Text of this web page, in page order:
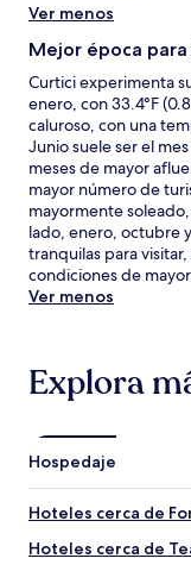
Ver menos
Mejor época
Curtici experimenta
enero, con 33.4°F
caluroso, con una
Junio suele ser el
meses de mayor
mayor número de
mayormente
lado, enero, octubre
tranquilas para
condiciones de
Ver menos
Explora
Hospedaje
Hoteles cerca de
Hoteles cerca de